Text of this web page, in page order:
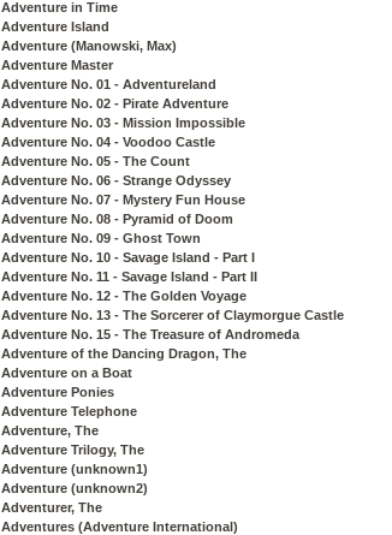
Adventure in Time
Adventure Island
Adventure (Manowski, Max)
Adventure Master
Adventure No. 01 - Adventureland
Adventure No. 02 - Pirate Adventure
Adventure No. 03 - Mission Impossible
Adventure No. 04 - Voodoo Castle
Adventure No. 05 - The Count
Adventure No. 06 - Strange Odyssey
Adventure No. 07 - Mystery Fun House
Adventure No. 08 - Pyramid of Doom
Adventure No. 09 - Ghost Town
Adventure No. 10 - Savage Island - Part I
Adventure No. 11 - Savage Island - Part II
Adventure No. 12 - The Golden Voyage
Adventure No. 13 - The Sorcerer of Claymorgue Castle
Adventure No. 15 - The Treasure of Andromeda
Adventure of the Dancing Dragon, The
Adventure on a Boat
Adventure Ponies
Adventure Telephone
Adventure, The
Adventure Trilogy, The
Adventure (unknown1)
Adventure (unknown2)
Adventurer, The
Adventures (Adventure International)